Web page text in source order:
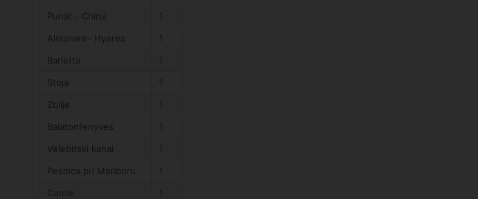
Punat - China
1
Almanare- Hyeres
1
Barletta
1
Stoja
1
Zbilje
1
Balatonfenyves
1
Velebitski kanal
1
Pesnica pri Mariboru
1
Carole
1